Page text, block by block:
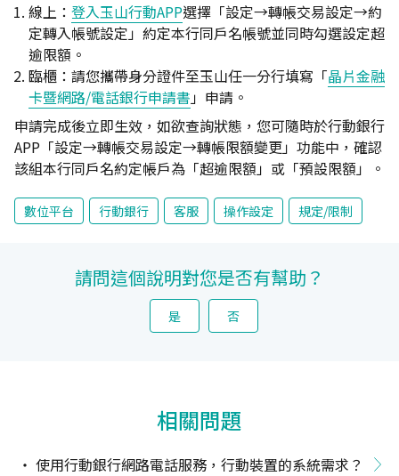
線上： 登入玉山行動APP選擇「設定→轉帳交易設定→約
定轉入帳號設定」約定本行同戶名帳號並同時勾選設定超
逾限額。
臨櫃：請您攜帶身分證件至玉山任一分行填寫「晶片金融
卡暨網路/電話銀行申請書」申請。
申請完成後立即生效，如欲查詢狀態，您可隨時於行動銀行
APP「設定→轉帳交易設定→轉帳限額變更」功能中，確認
該組本行同戶名約定帳戶為「超逾限額」或「預設限額」。
數位平台 行動銀行 客服 操作設定 規定/限制
請問這個說明對您是否有幫助？
是 否
相關問題
使用行動銀行網路電話服務，行動裝置的系統需求？